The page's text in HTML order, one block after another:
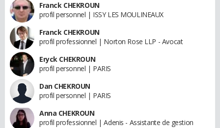
Franck CHEKROUN
profil personnel | ISSY LES MOULINEAUX
Franck CHEKROUN
profil professionnel | Norton Rose LLP - Avocat
Eryck CHEKROUN
profil personnel | PARIS
Dan CHEKROUN
profil personnel | PARIS
Anna CHEKROUN
profil professionnel | Adenis - Assistante de gestion